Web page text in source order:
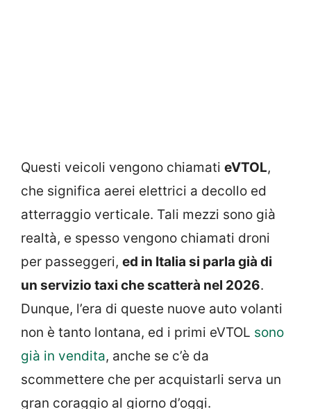
Questi veicoli vengono chiamati eVTOL,
che significa aerei elettrici a decollo ed
atterraggio verticale. Tali mezzi sono già
realtà, e spesso vengono chiamati droni
per passeggeri, ed in Italia si parla già di
un servizio taxi che scatterà nel 2026.
Dunque, l’era di queste nuove auto volanti
non è tanto lontana, ed i primi eVTOL sono
già in vendita, anche se c’è da
scommettere che per acquistarli serva un
gran coraggio al giorno d’oggi.